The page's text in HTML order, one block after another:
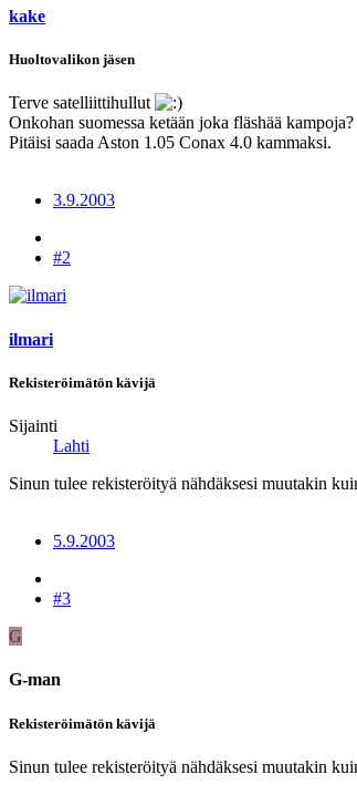
kake
Huoltovalikon jäsen
Terve satelliittihullut
Onkohan suomessa ketään joka fläshää kampoja?
Pitäisi saada Aston 1.05 Conax 4.0 kammaksi.
3.9.2003
#2
ilmari
Rekisteröimätön kävijä
Sijainti
Lahti
Sinun tulee rekisteröityä nähdäksesi muutakin
5.9.2003
#3
G
G-man
Rekisteröimätön kävijä
Sinun tulee rekisteröityä nähdäksesi muutakin